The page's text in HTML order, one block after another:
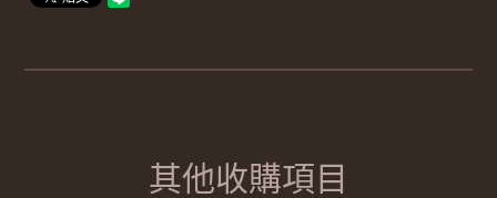
其他收購項目